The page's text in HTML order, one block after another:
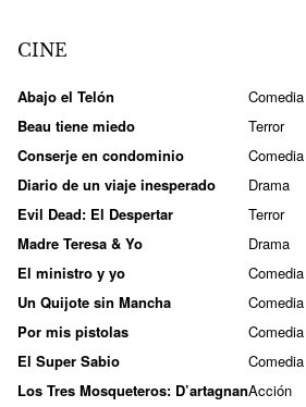
CINE
Abajo el Telón
Comedia
Beau tiene miedo
Terror
Conserje en condominio
Comedia
Diario de un viaje inesperado
Drama
Evil Dead: El Despertar
Terror
Madre Teresa & Yo
Drama
El ministro y yo
Comedia
Un Quijote sin Mancha
Comedia
Por mis pistolas
Comedia
El Super Sabio
Comedia
Los Tres Mosqueteros: D’artagnanAcción